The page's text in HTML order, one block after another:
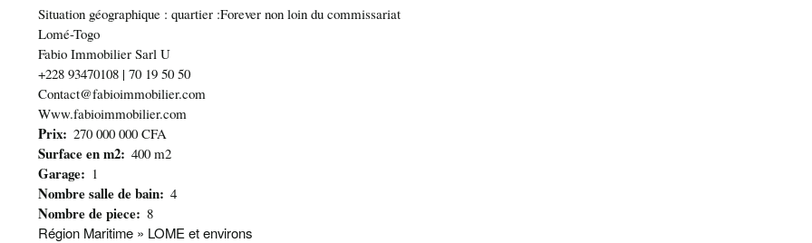
Situation géographique : quartier :Forever non loin du commissariat
Lomé-Togo
Fabio Immobilier Sarl U
+228 93470108 | 70 19 50 50
Contact@fabioimmobilier.com
Www.fabioimmobilier.com
Prix 270 000 000 CFA
Surface en m2 400 m2
Garage 1
Nombre salle de bain 4
Nombre de piece 8
Région Maritime » LOME et environs